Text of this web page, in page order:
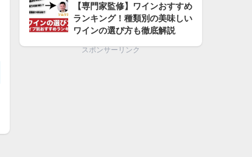
【専門家監修】ワインおすすめ
ランキング！種類別の美味しい
ワインの選び方も徹底解説
スポンサーリンク